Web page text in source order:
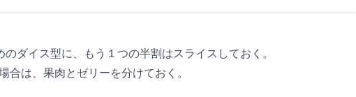
のダイス型に、もう１つの半割はスライスしておく。
合は、果肉とゼリーを分けておく。